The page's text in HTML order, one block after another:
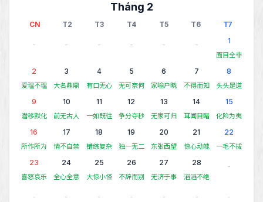
Tháng 2
CN T2 T3 T4 T5 T6 T7
- - - - - - 1
面目全非
2
爱理不理
3
大名鼎鼎
4
有口无心
5
无可奈何
6
家喻户晓
7
不得而知
8
头头是道
9
潜移默化
10
前无古人
11
一如既往
12
争分夺秒
13
无家可归
14
耳闻目睹
15
化险为夷
16
所作所为
17
情不自禁
18
错综复杂
19
独一无二
20
东张西望
21
惊心动魄
22
一毛不拔
23
喜怒哀乐
24
全心全意
25
大惊小怪
26
不辞而别
27
无济于事
28
滔滔不绝
-
- - - - - - -